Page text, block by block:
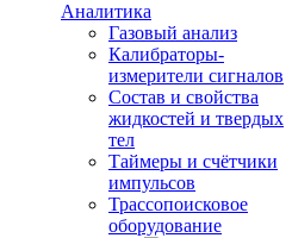
Аналитика
Газовый анализ
Калибраторы-
измерители сигналов
Состав и свойства
жидкостей и твердых
тел
Таймеры и счётчики
импульсов
Трассопоисковое
оборудование